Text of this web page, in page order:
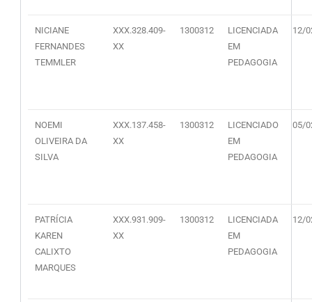
NICIANE
FERNANDES
TEMMLER
XXX.328.409-
XX
1300312
LICENCIADA
EM
PEDAGOGIA
12/
NOEMI
OLIVEIRA DA
SILVA
XXX.137.458-
XX
1300312
LICENCIADO
EM
PEDAGOGIA
05/
PATRÍCIA
KAREN
CALIXTO
MARQUES
XXX.931.909-
XX
1300312
LICENCIADA
EM
PEDAGOGIA
12/